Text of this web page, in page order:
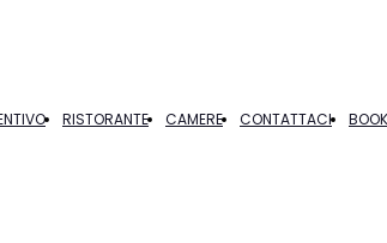
RISTORANTE CAMERE CONTATTACI